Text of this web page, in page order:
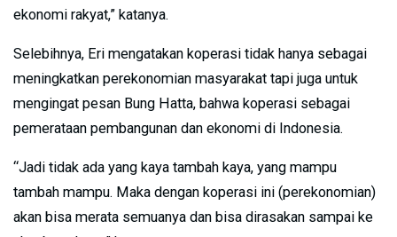
ekonomi rakyat,” katanya.
Selebihnya, Eri mengatakan koperasi tidak hanya sebagai
meningkatkan perekonomian masyarakat tapi juga untuk
mengingat pesan Bung Hatta, bahwa koperasi sebagai
pemerataan pembangunan dan ekonomi di Indonesia.
“Jadi tidak ada yang kaya tambah kaya, yang mampu
tambah mampu. Maka dengan koperasi ini (perekonomian)
akan bisa merata semuanya dan bisa dirasakan sampai ke